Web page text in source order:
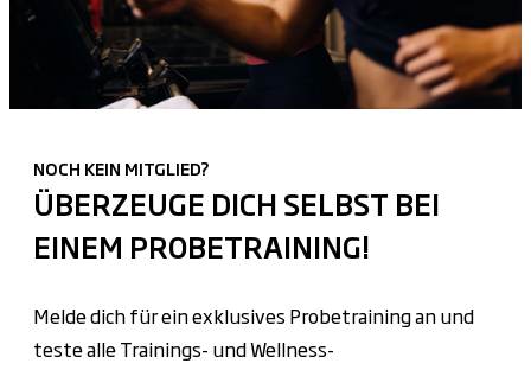
NOCH KEIN MITGLIED?
ÜBERZEUGE DICH SELBST BEI
EINEM PROBETRAINING!
Melde dich für ein exklusives Probetraining an und
teste alle Trainings- und Wellness-